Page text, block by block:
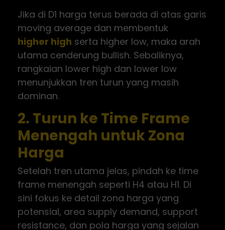
Jika di D1 harga terus berada di atas garis
moving average dan membentuk
higher high serta higher low, maka arah
utama cenderung bullish. Sebaliknya,
rangkaian lower high dan lower low
menunjukkan tren turun yang masih
dominan.
2. Turun ke Time Frame
Menengah untuk Zona
Harga
Setelah tren utama jelas, pindah ke time
frame menengah seperti H4 atau H1. Di
sini fokus ke detail zona harga yang
potensial, area supply demand, support
resistance, dan pola harga yang sejalan